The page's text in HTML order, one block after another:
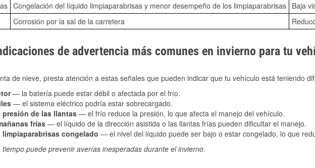
Congelación del líquido limpiaparabrisas y menor desempeño de los limpiaparabrisas Baja
Corrosión por la sal de la carretera
de advertencia más comunes en invierno para tu
de nieve, presta atención a estas señales que pueden indicar que tu vehículo está teniendo
— la batería puede estar débil o afectada por el frío.
— el sistema eléctrico podría estar sobrecargado.
presión de las llantas— el frío reduce la presión, lo que afecta el manejo del vehículo.
frías — el líquido de la dirección asistida o las llantas frías pueden dificultar el manejo.
congelado — el nivel del líquido puede ser bajo o estar congelado, lo que
puede prevenir averías inesperadas durante el invierno.